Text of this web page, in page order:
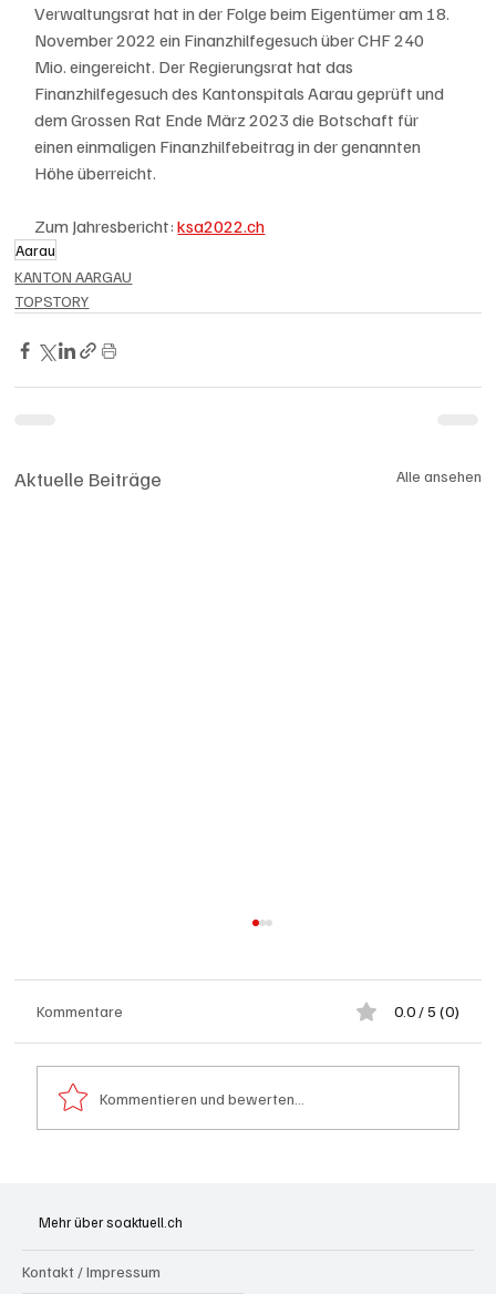
Verwaltungsrat hat in der Folge beim Eigentümer am 18.
November 2022 ein Finanzhilfegesuch über CHF 240
Mio. eingereicht. Der Regierungsrat hat das
Finanzhilfegesuch des Kantonspitals Aarau geprüft und
dem Grossen Rat Ende März 2023 die Botschaft für
einen einmaligen Finanzhilfebeitrag in der genannten
Höhe überreicht.
Zum Jahresbericht: ksa2022.ch
Aarau
KANTON AARGAU
TOPSTORY
Aktuelle Beiträge Alle ansehen
gesucht)
Kommentare 0.0 / 5 (0)
Kommentieren und bewerten...
Mehr über soaktuell.ch
Kontakt / Impressum